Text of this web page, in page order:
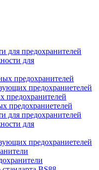
для предохранителей
для
предохранителей
предохраниетелей
предохранителей
предохраниетелей
для предохранителей
для
предохраниетелей